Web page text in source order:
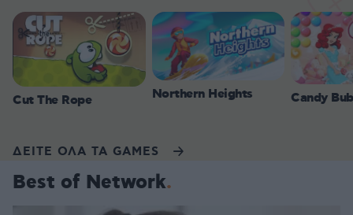
Cut The Rope Northern Heights Candy
ΔΕΙΤΕ ΟΛΑ ΤΑ GAMES
Best of Network